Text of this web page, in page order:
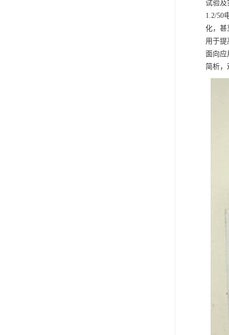
试验及
1.2/50
化，甚
用于提
面向应
简析，